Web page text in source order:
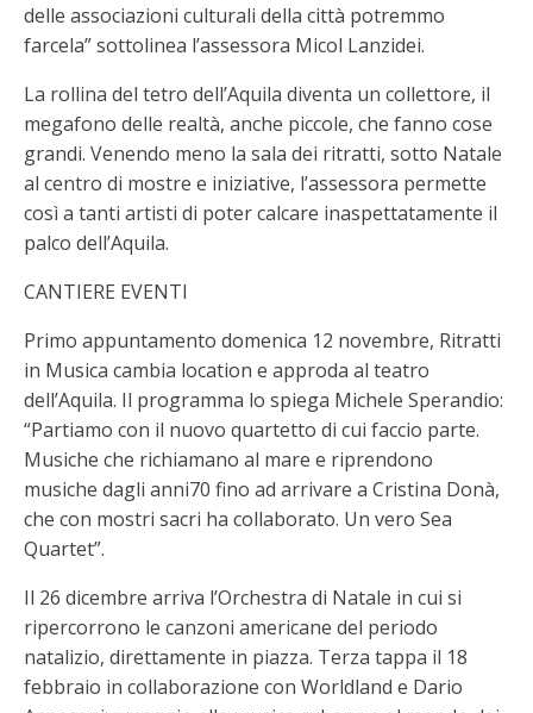
delle associazioni culturali della città potremmo
farcela” sottolinea l’assessora Micol Lanzidei.
La rollina del tetro dell’Aquila diventa un collettore, il
megafono delle realtà, anche piccole, che fanno cose
grandi. Venendo meno la sala dei ritratti, sotto Natale
al centro di mostre e iniziative, l’assessora permette
così a tanti artisti di poter calcare inaspettatamente il
palco dell’Aquila.
CANTIERE EVENTI
Primo appuntamento domenica 12 novembre, Ritratti
in Musica cambia location e approda al teatro
dell’Aquila. Il programma lo spiega Michele Sperandio:
“Partiamo con il nuovo quartetto di cui faccio parte.
Musiche che richiamano al mare e riprendono
musiche dagli anni70 fino ad arrivare a Cristina Donà,
che con mostri sacri ha collaborato. Un vero Sea
Quartet”.
Il 26 dicembre arriva l’Orchestra di Natale in cui si
ripercorrono le canzoni americane del periodo
natalizio, direttamente in piazza. Terza tappa il 18
febbraio in collaborazione con Worldland e Dario